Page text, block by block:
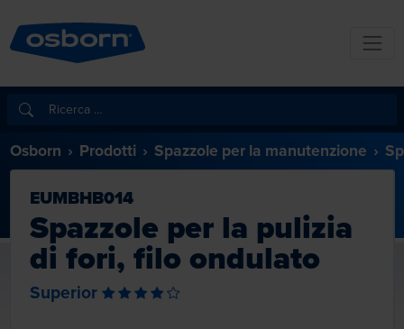
Osborn Prodotti Spazzole per la manutenzione
EUMBHB014
Spazzole per la pulizia
di fori, filo ondulato
Superior